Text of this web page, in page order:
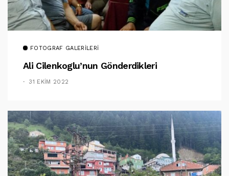
FOTOGRAF GALERILERI
Ali Cilenkoglu’nun Gönderdikleri
31 EKIM 2022